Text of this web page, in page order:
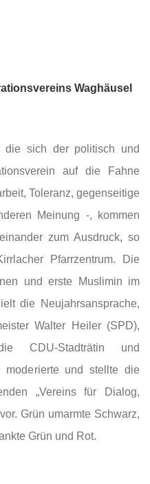
Waghäusel
die sich der politisch und
auf die Fahne
Toleranz, gegenseitige
Meinung -, kommen
zum Ausdruck, so
Pfarrzentrum. Die
und erste Muslimin im
die Neujahrsansprache,
Walter Heiler (SPD),
CDU-Stadträtin und
moderierte und stellte die
„Vereins für Dialog,
Grün umarmte Schwarz,
Grün und Rot.